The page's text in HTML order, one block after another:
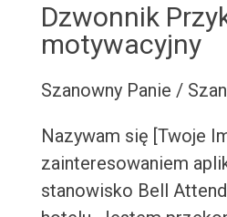
Dzwonnik
motywacyjny
Szanowny Panie /
Nazywam się [Twoje
zainteresowaniem
stanowisko Bell